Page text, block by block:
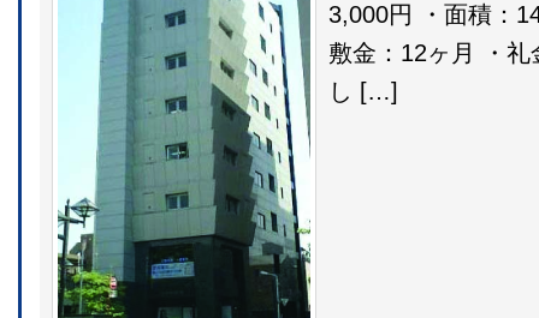
3,000円 ・面積：
敷金：12ヶ月 ・
し […]